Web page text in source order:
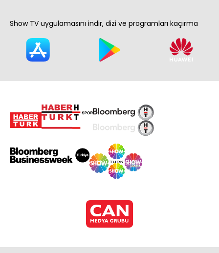
Show TV uygulamasını indir, dizi ve programları kaçırma